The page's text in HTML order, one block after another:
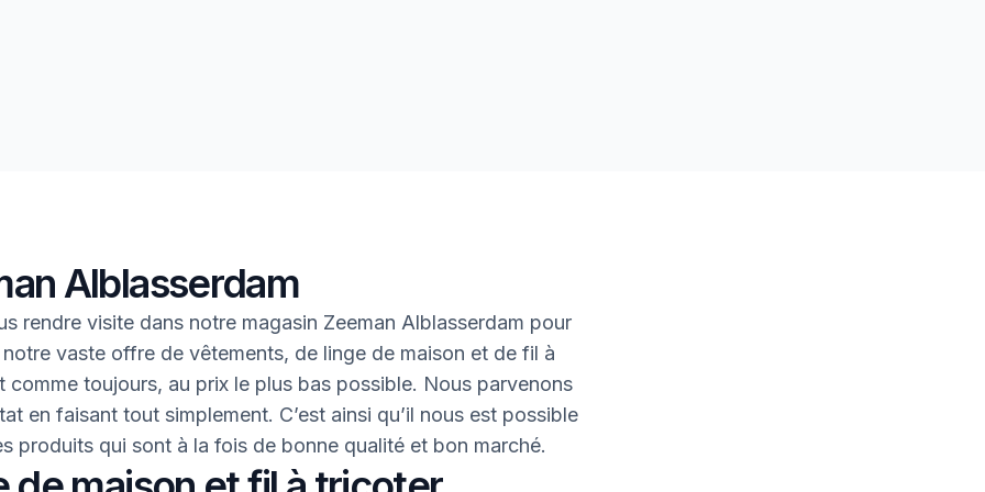
Alblasserdam
rendre visite dans notre magasin Zeeman Alblasserdam pour
vaste offre de vêtements, de linge de maison et de fil à
comme toujours, au prix le plus bas possible. Nous parvenons
en faisant tout simplement. C’est ainsi qu’il nous est possible
produits qui sont à la fois de bonne qualité et bon marché.